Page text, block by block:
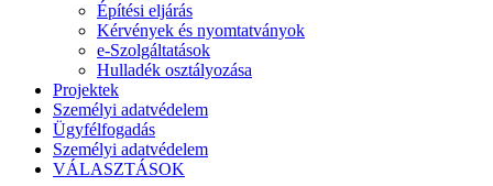
Építési eljárás
Kérvények és nyomtatványok
e-Szolgáltatások
Hulladék osztályozása
Projektek
Személyi adatvédelem
Ügyfélfogadás
Személyi adatvédelem
VÁLASZTÁSOK